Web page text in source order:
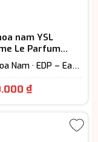
nam YSL
Le Parfum
Nam · EDP – Eau
₫Giá